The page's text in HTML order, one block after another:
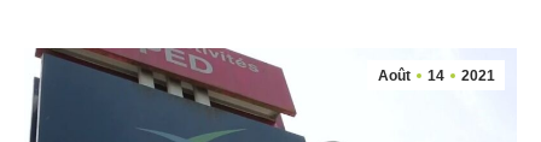
Août 14 2021